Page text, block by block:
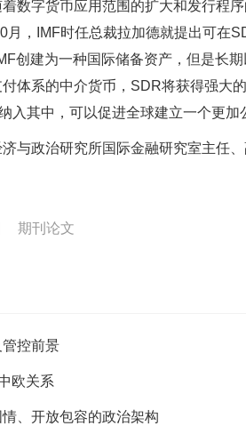
数字货币应用范围的扩大和发行程
月，IMF时任总裁拉加德就提出可在
创建为一种国际储备资产，但是长
体系的中介货币，SDR将获得强大
入其中，可以促进全球建立一个更加
济与政治研究所国际金融研究室主任
期刊论文
控前景
欧关系
、开放包容的政治架构